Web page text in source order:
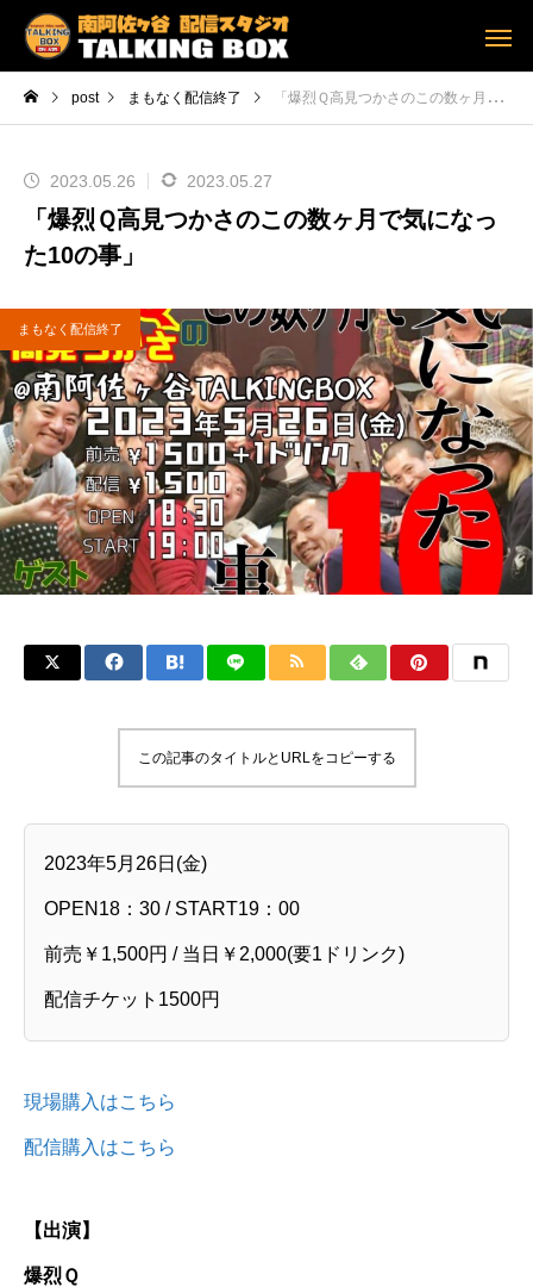
post まもなく配信終了 「爆烈Ｑ高見つかさのこの数ヶ月で気になった10の事」
2023.05.26 2023.05.27
「爆烈Ｑ高見つかさのこの数ヶ月で気になっ
た10の事」
まもなく配信終了
この記事のタイトルとURLをコピーする
2023年5月26日(金)
OPEN18：30 / START19：00
前売￥1,500円 / 当日￥2,000(要1ドリンク)
配信チケット1500円
現場購入はこちら
配信購入はこちら
【出演】
爆烈Ｑ